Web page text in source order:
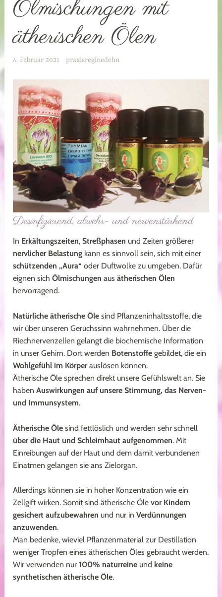
Ölmischungen mit
ätherischen Ölen
4. Februar 2021 praxisreginedehn
Desinfizierend, abwehr- und nervenstärkend
In Erkältungszeiten,Streßphasen und Zeiten größerer
nervlicher Belastung kann es sinnvoll sein, sich mit einer
schützenden „Aura“ oder Duftwolke zu umgeben. Dafür
eignen sichÖlmischungen ausätherischen Ölen
hervorragend.
Natürliche ätherische Öle sind Pflanzeninhaltsstoffe, die
wir über unseren Geruchssinn wahrnehmen. Über die
Riechnervenzellen gelangt die biochemische Information
in unser Gehirn. Dort werden Botenstoffe gebildet, die ein
Wohlgefühl im Körperauslösen können.
Ätherische Öle sprechen direkt unsere Gefühlswelt an. Sie
habenAuswirkungen auf unsere Stimmung, das Nerven-
und Immunsystem.
Ätherische Öle sind fettlöslich und werden sehr schnell
über die Haut und Schleimhaut aufgenommen. Mit
Einreibungen auf der Haut und dem damit verbundenen
Einatmen gelangen sie ans Zielorgan.
Allerdings können sie in hoher Konzentration wie ein
Zellgift wirken. Somit sind ätherische Ölevor Kindern
gesichert aufzubewahren und nur in Verdünnungen
anzuwenden.
Man bedenke, wieviel Pflanzenmaterial zur Destillation
weniger Tropfen eines ätherischen Öles gebraucht werden.
Wir verwenden nur100% naturreine und keine
synthetischen ätherische Öle.